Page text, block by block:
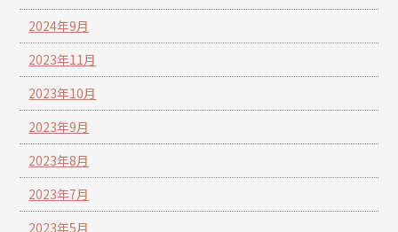
2024年9月
2023年11月
2023年10月
2023年9月
2023年8月
2023年7月
2023年5月